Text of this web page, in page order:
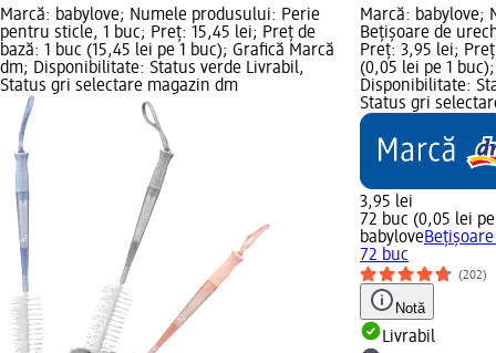
Marcă: babylove; Numele produsului: Perie
pentru sticle, 1 buc; Preț: 15,45 lei; Preț de
bază: 1 buc (15,45 lei pe 1 buc); Grafică Marcă
dm; Disponibilitate: Status verde Livrabil,
Status gri selectare magazin dm
Marcă: babylove;
Bețișoare de
Preț: 3,95 lei;
(0,05 lei pe 1
Disponibilitate:
Status gri
3,95 lei
72 buc (0,05 lei
babylove
72 buc
(202)
Notă
Livrabil